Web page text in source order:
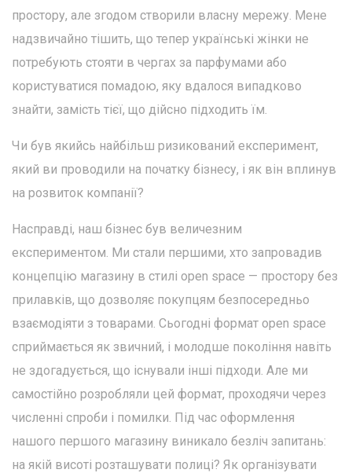
простору, але згодом створили власну мережу. Мене
надзвичайно тішить, що тепер українські жінки не
потребують стояти в чергах за парфумами або
користуватися помадою, яку вдалося випадково
знайти, замість тієї, що дійсно підходить їм.
Чи був якийсь найбільш ризикований експеримент,
який ви проводили на початку бізнесу, і як він вплинув
на розвиток компанії?
Насправді, наш бізнес був величезним
експериментом. Ми стали першими, хто запровадив
концепцію магазину в стилі open space — простору без
прилавків, що дозволяє покупцям безпосередньо
взаємодіяти з товарами. Сьогодні формат open space
сприймається як звичний, і молодше покоління навіть
не здогадується, що існували інші підходи. Але ми
самостійно розробляли цей формат, проходячи через
численні спроби і помилки. Під час оформлення
нашого першого магазину виникало безліч запитань:
на якій висоті розташувати полиці? Як організувати